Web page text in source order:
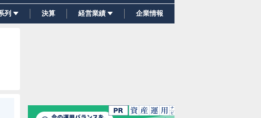
列 決算 経営業績 企業情報